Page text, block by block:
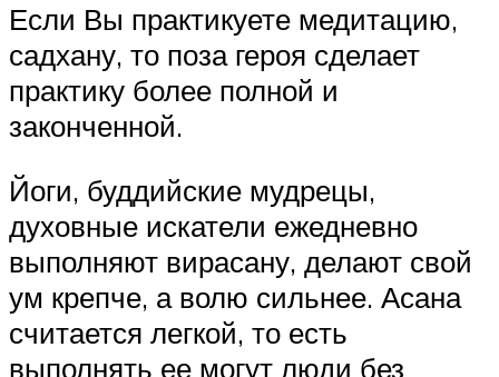
Если Вы практикуете медитацию,
садхану, то поза героя сделает
практику более полной и
законченной.
Йоги, буддийские мудрецы,
духовные искатели ежедневно
выполняют вирасану, делают свой
ум крепче, а волю сильнее. Асана
считается легкой, то есть
выполнять ее могут люди без